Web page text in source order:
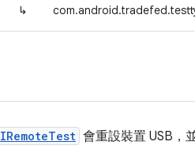
↳
IRemoteTest 會重設裝置 USB，